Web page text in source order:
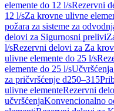
elemente do 12 l/sRezervni
12 l/sZa krovne ulivne
požara za sisteme za
delovi za Sigurnosni prelivi
l/sRezervni delovi za Za
ulivne elemente do 25 l/s
elemente do 25 l/sUčvršćenja
za pričvršćenje d250–315
ulivne elementeRezervni
učvršćenjaKonvencionalno